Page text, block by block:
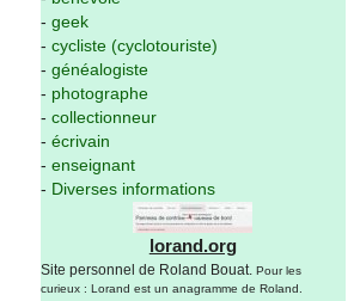
- geek
- cycliste (cyclotouriste)
- généalogiste
- photographe
- collectionneur
- écrivain
- enseignant
- Diverses informations
lorand.org
Site personnel de Roland Bouat. Pour les
curieux : Lorand est un anagramme de Roland.